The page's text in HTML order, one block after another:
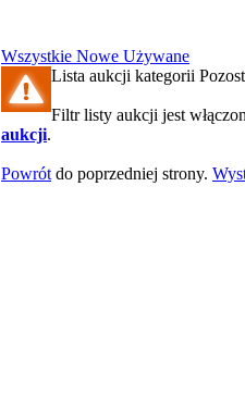
Wszystkie Nowe Używane
Lista aukcji kategorii
Filtr listy aukcji jest
aukcji.
Powrót do poprzedniej strony.